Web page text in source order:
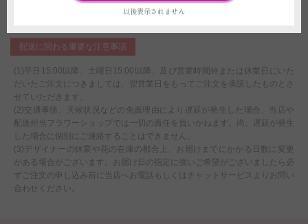
ができません。制作開始後に、万が一ご注文をお取り消しされた場合も代金
配送に関わる重要な注意事項
(1)平日15:00以降、土曜日15:00以降、及び営業時間外または休業日にいた
だいたご注文につきましては、翌営業日をもってご注文を承諾したものとさ
せていただきます。
(2)交通事情、天候状況などの免責理由により遅延が発生した場合、当店や
配送担当フラワーショップでは一切の責任を負いかねます。尚、遅延が発生
した場合に個別にご連絡することはできません。
(3)デザイナーの休業や花の在庫の都合上、お届けまでにかかる日数に変更
がある場合がございます。お届け日の指定に強いご希望がございましたら必
ずご注文の申し込み前に当店へお電話もしくはチャットサービスよりお問い
合わせください。
以後表示されません